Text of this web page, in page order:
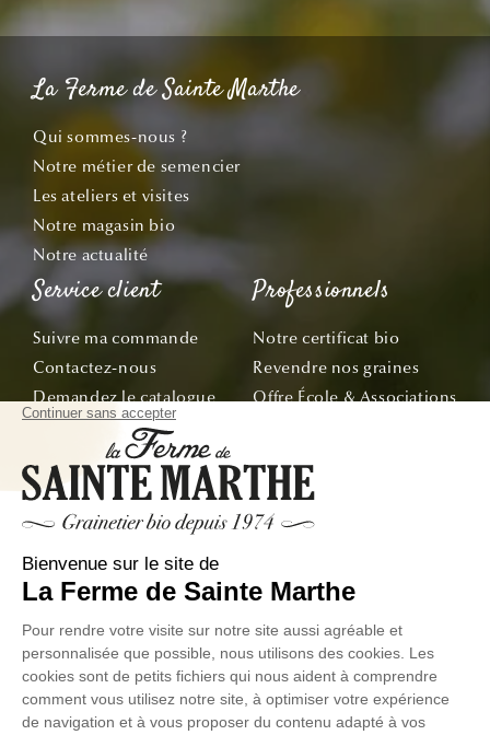
La Ferme de Sainte Marthe
Qui sommes-nous ?
Notre métier de semencier
Les ateliers et visites
Notre magasin bio
Notre actualité
Service client
Suivre ma commande
Contactez-nous
Demandez le catalogue
Bon de commande
Tous nos conseils
Professionnels
Notre certificat bio
Revendre nos graines
Offre École & Associations
Abonnez-vous
E-mail
© La Ferme de Sainte Marthe - Tous droit réservés